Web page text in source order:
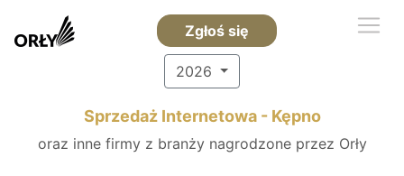
Zgłoś się
2026
Sprzedaż Internetowa - Kępno
oraz inne firmy z branży nagrodzone przez Orły